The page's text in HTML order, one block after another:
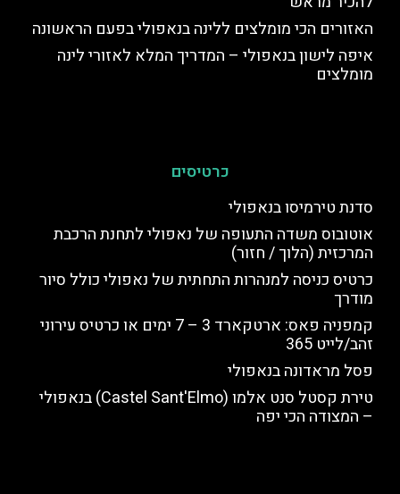
האזורים הכי מומלצים ללינה בנאפולי בפעם הראשונה
איפה לישון בנאפולי – המדריך המלא לאזורי לינה
מומלצים
כרטיסים
סדנת טירמיסו בנאפולי
אוטובוס משדה התעופה של נאפולי לתחנת הרכבת
המרכזית (הלוך / חזור)
כרטיס כניסה למנהרות התחתית של נאפולי כולל סיור
מודרך
קמפניה פאס: ארטקארד 3 – 7 ימים או כרטיס עירוני
זהב/לייט 365
פסל מראדונה בנאפולי
טירת קסטל סנט אלמו (Castel Sant'Elmo) בנאפולי
– המצודה הכי יפה